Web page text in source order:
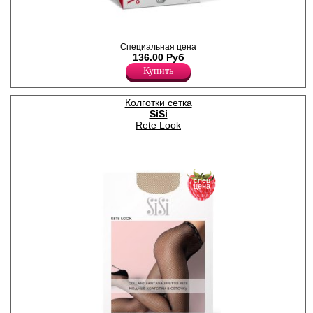
сетку бесшовные, ажурный
пояс, укрепленный мысок.
Полиамид 84%
Эластан 16%
Специальная цена
136.00 Руб
Купить
Колготки сетка
SiSi
Rete Look
спец
цена